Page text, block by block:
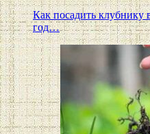
Как посадить клубнику
год…